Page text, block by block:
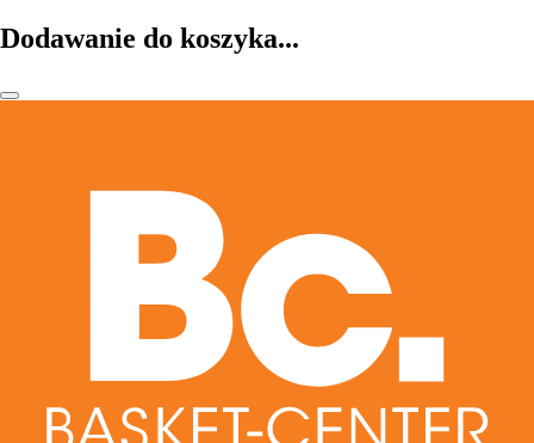
Dodawanie do koszyka...